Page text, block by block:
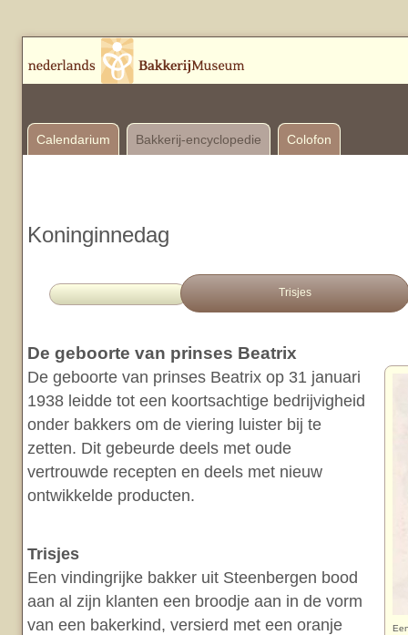
Calendarium Bakkerij-encyclopedie Colofon
Koninginnedag
Trisjes
De geboorte van prinses Beatrix
De geboorte van prinses Beatrix op 31 januari
1938 leidde tot een koortsachtige bedrijvigheid
onder bakkers om de viering luister bij te
zetten. Dit gebeurde deels met oude
vertrouwde recepten en deels met nieuw
ontwikkelde producten.
Trisjes
Een vindingrijke bakker uit Steenbergen bood
aan al zijn klanten een broodje aan in de vorm
van een bakerkind, versierd met een oranje